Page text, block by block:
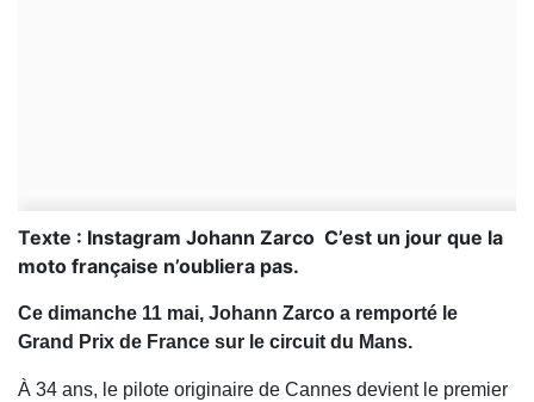
Texte : Instagram Johann Zarco C’est un jour que la
moto française n’oubliera pas.
Ce dimanche 11 mai, Johann Zarco a remporté le
Grand Prix de France sur le circuit du Mans.
À 34 ans, le pilote originaire de Cannes devient le premier